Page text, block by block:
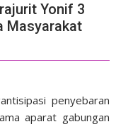
Yonif 3
Masyarakat
penyebaran
aparat gabungan